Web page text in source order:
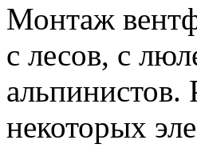
Монтаж
с лесов, с
альпинистов.
некоторых